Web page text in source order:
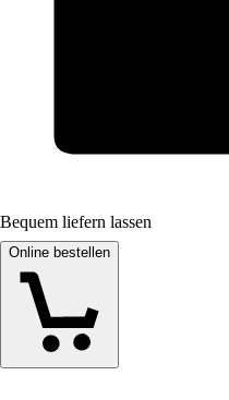
Bequem liefern lassen
Online bestellen